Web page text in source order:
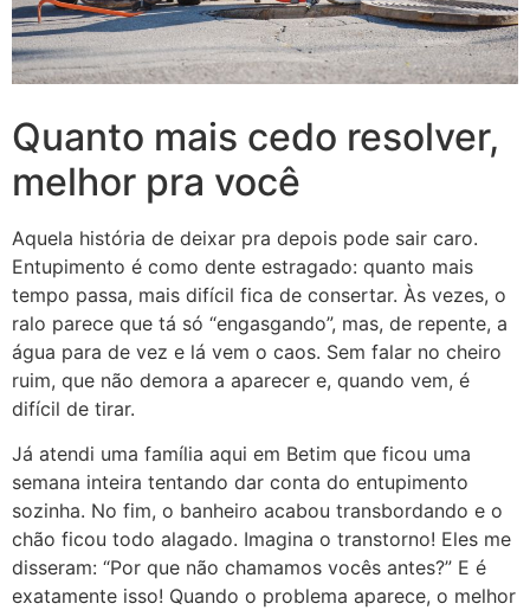
Quanto mais cedo resolver,
melhor pra você
Aquela história de deixar pra depois pode sair caro.
Entupimento é como dente estragado: quanto mais
tempo passa, mais difícil fica de consertar. Às vezes, o
ralo parece que tá só “engasgando”, mas, de repente, a
água para de vez e lá vem o caos. Sem falar no cheiro
ruim, que não demora a aparecer e, quando vem, é
difícil de tirar.
Já atendi uma família aqui em Betim que ficou uma
semana inteira tentando dar conta do entupimento
sozinha. No fim, o banheiro acabou transbordando e o
chão ficou todo alagado. Imagina o transtorno! Eles me
disseram: “Por que não chamamos vocês antes?” E é
exatamente isso! Quando o problema aparece, o melhor